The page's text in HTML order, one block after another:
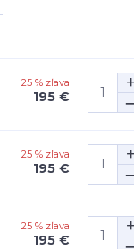
25 % zľava
195 €
25 % zľava
195 €
25 % zľava
195 €